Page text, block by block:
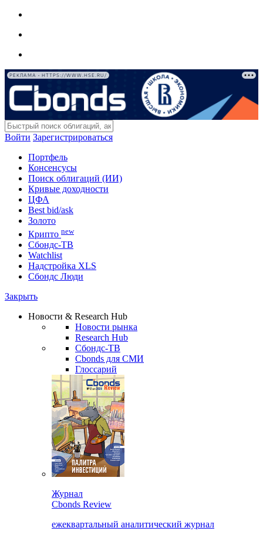
РЕКЛАМА • HTTPS://WWW.HSE.RU/
Войти Зарегистрироваться
Портфель
Консенсусы
Поиск облигаций (ИИ)
Кривые доходности
ЦФА
Best bid/ask
Золото
Крипто new
Сбондс-ТВ
Watchlist
Надстройка XLS
Сбондс Люди
Закрыть
Новости & Research Hub
Новости рынка
Research Hub
Сбондс-ТВ
Cbonds для СМИ
Глоссарий
Журнал
Cbonds Review
ежеквартальный аналитический журнал